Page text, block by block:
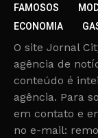
FAMOSOS
ECONOMIA
O site Jornal
agência de
conteúdo é
agência. Para
em contato e
no e-mail: